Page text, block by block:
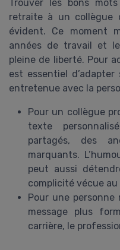
Trouver les bons
retraite à un collègue
évident. Ce moment
années de travail et
pleine de liberté. Pour
est essentiel
entretenue avec la
Pour un collègue
texte
partagés, des
marquants.
peut aussi
complicité vécue au
Pour une
message plus
carrière, le